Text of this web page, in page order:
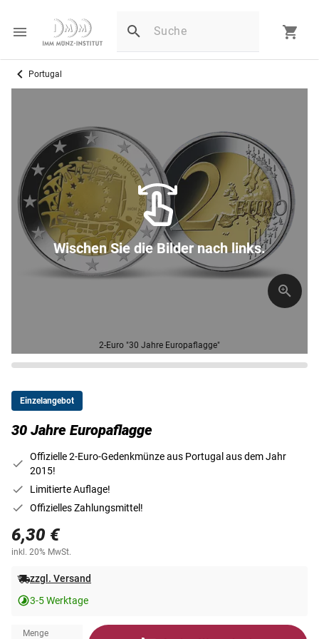
Portugal
2-Euro "30 Jahre Europaflagge"
Wischen Sie die Bilder nach links.
Einzelangebot
30 Jahre Europaflagge
Offizielle 2-Euro-Gedenkmünze aus Portugal aus dem Jahr
2015!
Limitierte Auflage!
Offizielles Zahlungsmittel!
6,30 €
inkl. 20% MwSt.
zzgl. Versand
3-5 Werktage
Menge